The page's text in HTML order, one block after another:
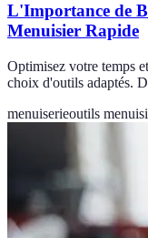
L'Importance de
Menuisier Rapide
Optimisez votre temps
choix d'outils adaptés.
menuiserieoutils